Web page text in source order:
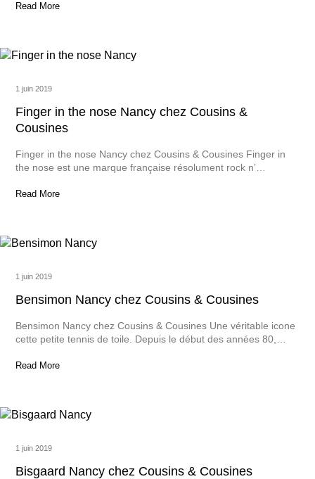
Read More
1 juin 2019
Finger in the nose Nancy chez Cousins &
Cousines
Finger in the nose Nancy chez Cousins & Cousines Finger in
the nose est une marque française résolument rock n’…
Read More
1 juin 2019
Bensimon Nancy chez Cousins & Cousines
Bensimon Nancy chez Cousins & Cousines Une véritable icone
cette petite tennis de toile. Depuis le début des années 80,…
Read More
1 juin 2019
Bisgaard Nancy chez Cousins & Cousines